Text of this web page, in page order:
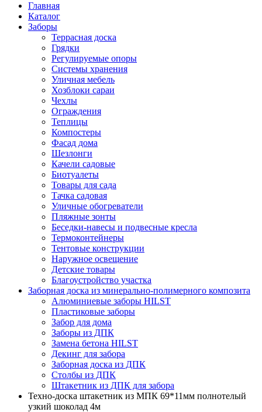
Главная
Каталог
Заборы
Террасная доска
Грядки
Регулируемые опоры
Системы хранения
Уличная мебель
Хозблоки сараи
Чехлы
Ограждения
Теплицы
Компостеры
Фасад дома
Шезлонги
Качели садовые
Биотуалеты
Товары для сада
Тачка садовая
Уличные обогреватели
Пляжные зонты
Беседки-навесы и подвесные кресла
Термоконтейнеры
Тентовые конструкции
Наружное освещение
Детские товары
Благоустройство участка
Заборная доска из минерально-полимерного композита
Алюминиевые заборы HILST
Пластиковые заборы
Забор для дома
Заборы из ДПК
Замена бетона HILST
Декинг для забора
Заборная доска из ДПК
Столбы из ДПК
Штакетник из ДПК для забора
Техно-доска штакетник из МПК 69*11мм полнотелый
узкий шоколад 4м